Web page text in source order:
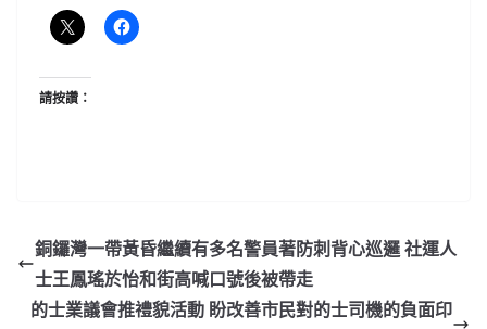
請按讚：
銅鑼灣一帶黃昏繼續有多名警員著防刺背心巡邏 社運人
士王鳳瑤於怡和街高喊口號後被帶走
的士業議會推禮貌活動 盼改善市民對的士司機的負面印